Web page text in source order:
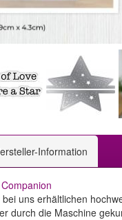
Information
uns erhältlichen
durch die Maschine